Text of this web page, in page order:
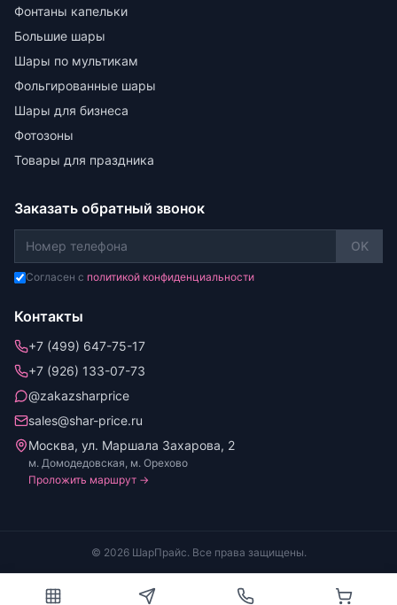
Фонтаны капельки
Большие шары
Шары по мультикам
Фольгированные шары
Шары для бизнеса
Фотозоны
Товары для праздника
Заказать обратный звонок
OK
Согласен с политикой конфиденциальности
Контакты
+7 (499) 647-75-17
+7 (926) 133-07-73
@zakazsharprice
sales@shar-price.ru
Москва, ул. Маршала Захарова, 2
м. Домодедовская, м. Орехово
Проложить маршрут →
© 2026 ШарПрайс. Все права защищены.